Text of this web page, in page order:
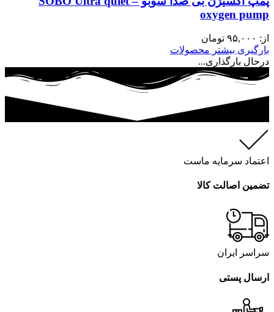
oxygen pump
از: ۹۵,۰۰۰ تومان
بارگیری بیشتر محصولات
درحال بارگذاری...
اعتماد سرمایه ماست
تضمین اصالت کالا
سراسر ایران
ارسال پستی